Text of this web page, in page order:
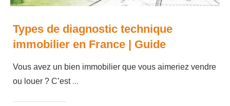
Types de diagnostic technique
immobilier en France | Guide
Vous avez un bien immobilier que vous aimeriez vendre
ou louer ? C’est ...